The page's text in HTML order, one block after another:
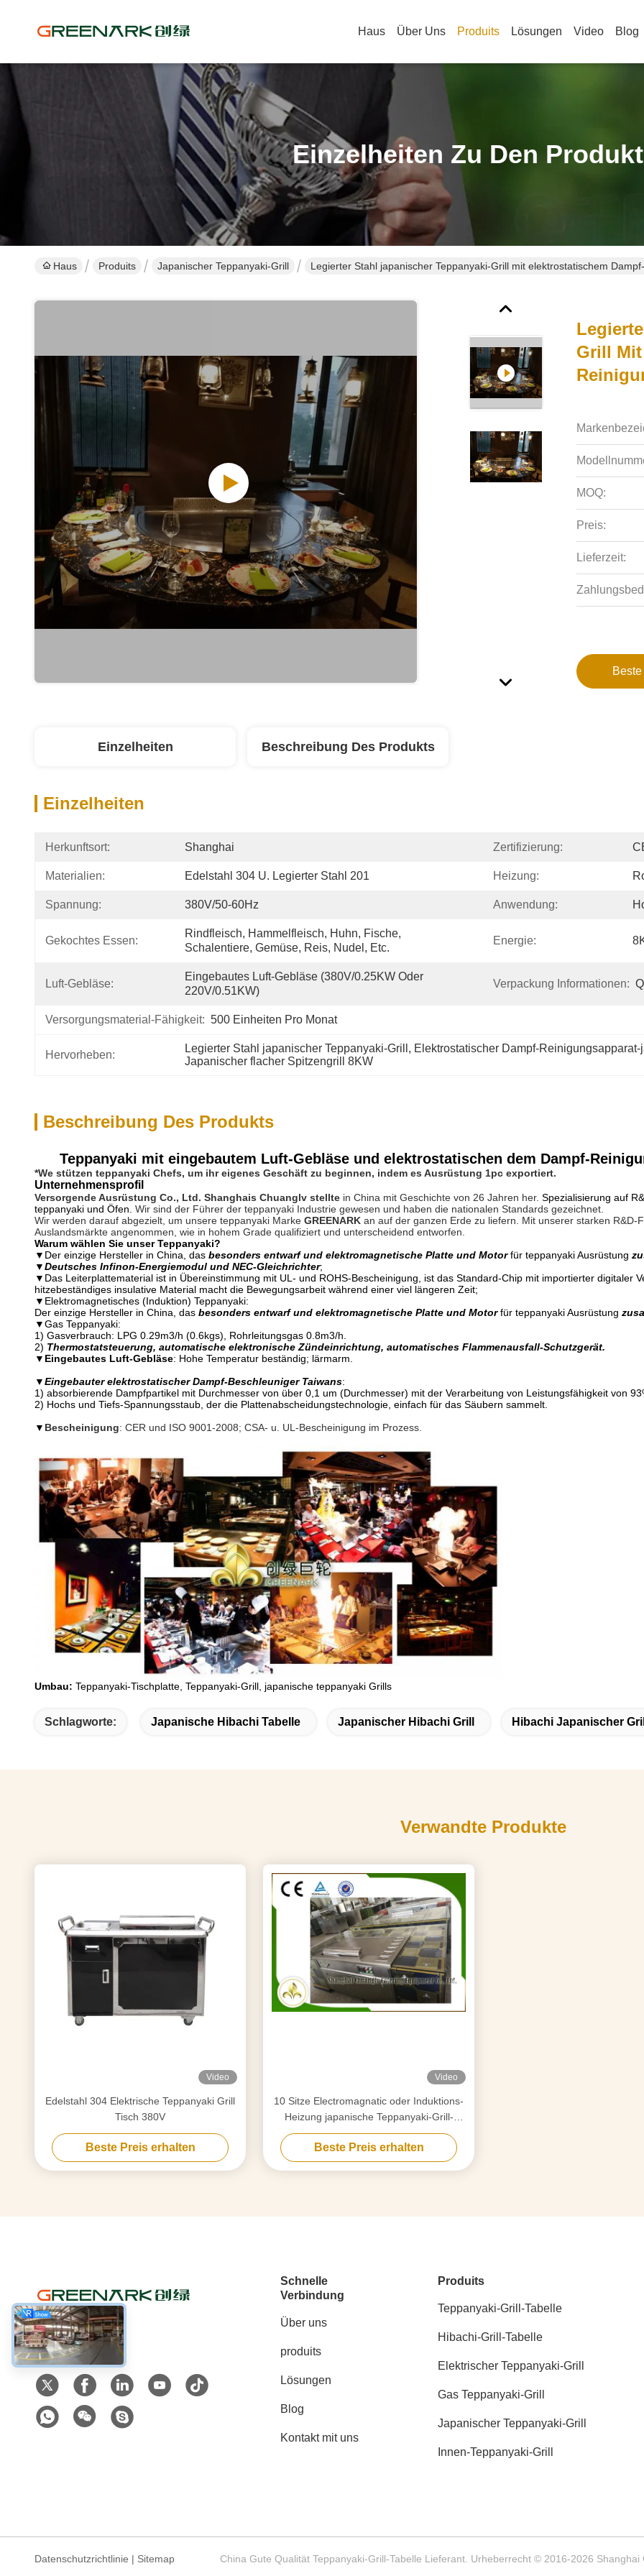
Haus Über Uns Produits Lösungen Video Blog
Einzelheiten Zu Den
Haus Produits Japanischer Teppanyaki-Grill Legierter Stahl japanischer Teppanyaki-Grill mit elektrostatischem
Grill
MOQ:
Preis:
Lieferzeit:
Einzelheiten Beschreibung Des Produkts
Einzelheiten
Herkunftsort: Shanghai Zertifizierung:
Materialien: Edelstahl 304 U. Legierter Stahl 201 Heizung:
Spannung: 380V/50-60Hz Anwendung:
Gekochtes Essen:
Rindfleisch, Hammelfleisch, Huhn, Fische,
Schalentiere, Gemüse, Reis, Nudel, Etc.
Energie:
Luft-Gebläse:
Eingebautes Luft-Gebläse (380V/0.25KW Oder
220V/0.51KW)
Verpackung Informationen:
Versorgungsmaterial-Fähigkeit: 500 Einheiten Pro Monat
Hervorheben:
Legierter Stahl japanischer Teppanyaki-Grill , Elektrostatischer Dampf-
Japanischer flacher Spitzengrill 8KW
Beschreibung Des Produkts
Teppanyaki mit eingebautem Luft-Gebläse und elektrostatischen dem Dampf-
*We stützen teppanyaki Chefs, um ihr eigenes Geschäft zu beginnen, indem es Ausrüstung 1pc exportiert.
Unternehmensprofil
Versorgende Ausrüstung Co., Ltd. Shanghais Chuanglv stellte in China mit Geschichte von 26 Jahren her. Spezialisierung auf
teppanyaki und Öfen. Wir sind der Führer der teppanyaki Industrie gewesen und haben die nationalen Standards gezeichnet.
Wir werden darauf abgezielt, um unsere teppanyaki Marke GREENARK an auf der ganzen Erde zu liefern. Mit unserer starken R&D-
Auslandsmärkte angenommen, wie in hohem Grade qualifiziert und unterscheidend entworfen.
Warum wählen Sie unser Teppanyaki?
▼ Der einzige Hersteller in China, das besonders entwarf und elektromagnetische Platte und Motorfür teppanyaki Ausrüstung
▼Deutsches Infinon-Energiemodul und NEC-Gleichrichter;
▼Das Leiterplattematerial ist in Übereinstimmung mit UL- und ROHS-Bescheinigung, ist das Standard-Chip mit importierter digitaler
hitzebeständiges insulative Material macht die Bewegungsarbeit während einer viel längeren Zeit;
▼Elektromagnetisches (Induktion) Teppanyaki:
Der einzige Hersteller in China, das besonders entwarf und elektromagnetische Platte und Motorfür teppanyaki Ausrüstung
▼Gas Teppanyaki:
1) Gasverbrauch: LPG 0.29m3/h (0.6kgs), Rohrleitungsgas 0.8m3/h.
2) Thermostatsteuerung, automatische elektronische Zündeinrichtung, automatisches Flammenausfall-Schutzgerät.
▼ Eingebautes Luft-Gebläse: Hohe Temperatur beständig; lärmarm.
▼Eingebauter elektrostatischer Dampf-Beschleuniger Taiwans:
1) absorbierende Dampfpartikel mit Durchmesser von über 0,1 um (Durchmesser) mit der Verarbeitung von Leistungsfähigkeit von
2) Hochs und Tiefs-Spannungsstaub, der die Plattenabscheidungstechnologie, einfach für das Säubern sammelt.
▼ Bescheinigung: CER und ISO 9001-2008; CSA- u. UL-Bescheinigung im Prozess.
Umbau: Teppanyaki-Tischplatte, Teppanyaki-Grill, japanische teppanyaki Grills
Schlagworte: Japanische Hibachi Tabelle Japanischer Hibachi Grill Hibachi Japanischer
Verwandte Produkte
Video
Edelstahl 304 Elektrische Teppanyaki Grill
Tisch 380V
Beste Preis erhalten
Video
10 Sitze Electromagnatic oder Induktions-
Heizung japanische Teppanyaki-Grill-
Tabellen-Rechteck-Form
Beste Preis erhalten
Soziale Medien
Schnelle
Verbindung
Über uns
produits
Lösungen
Blog
Kontakt mit uns
Produits
Teppanyaki-Grill-Tabelle
Hibachi-Grill-Tabelle
Elektrischer Teppanyaki-Grill
Gas Teppanyaki-Grill
Japanischer Teppanyaki-Grill
Innen-Teppanyaki-Grill
Datenschutzrichtlinie | Sitemap China Gute Qualität Teppanyaki-Grill-Tabelle Lieferant. Urheberrecht © 2016-2026